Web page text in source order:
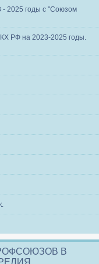
- 2025 годы с "Союзом
РФ на 2023-2025 годы.
В